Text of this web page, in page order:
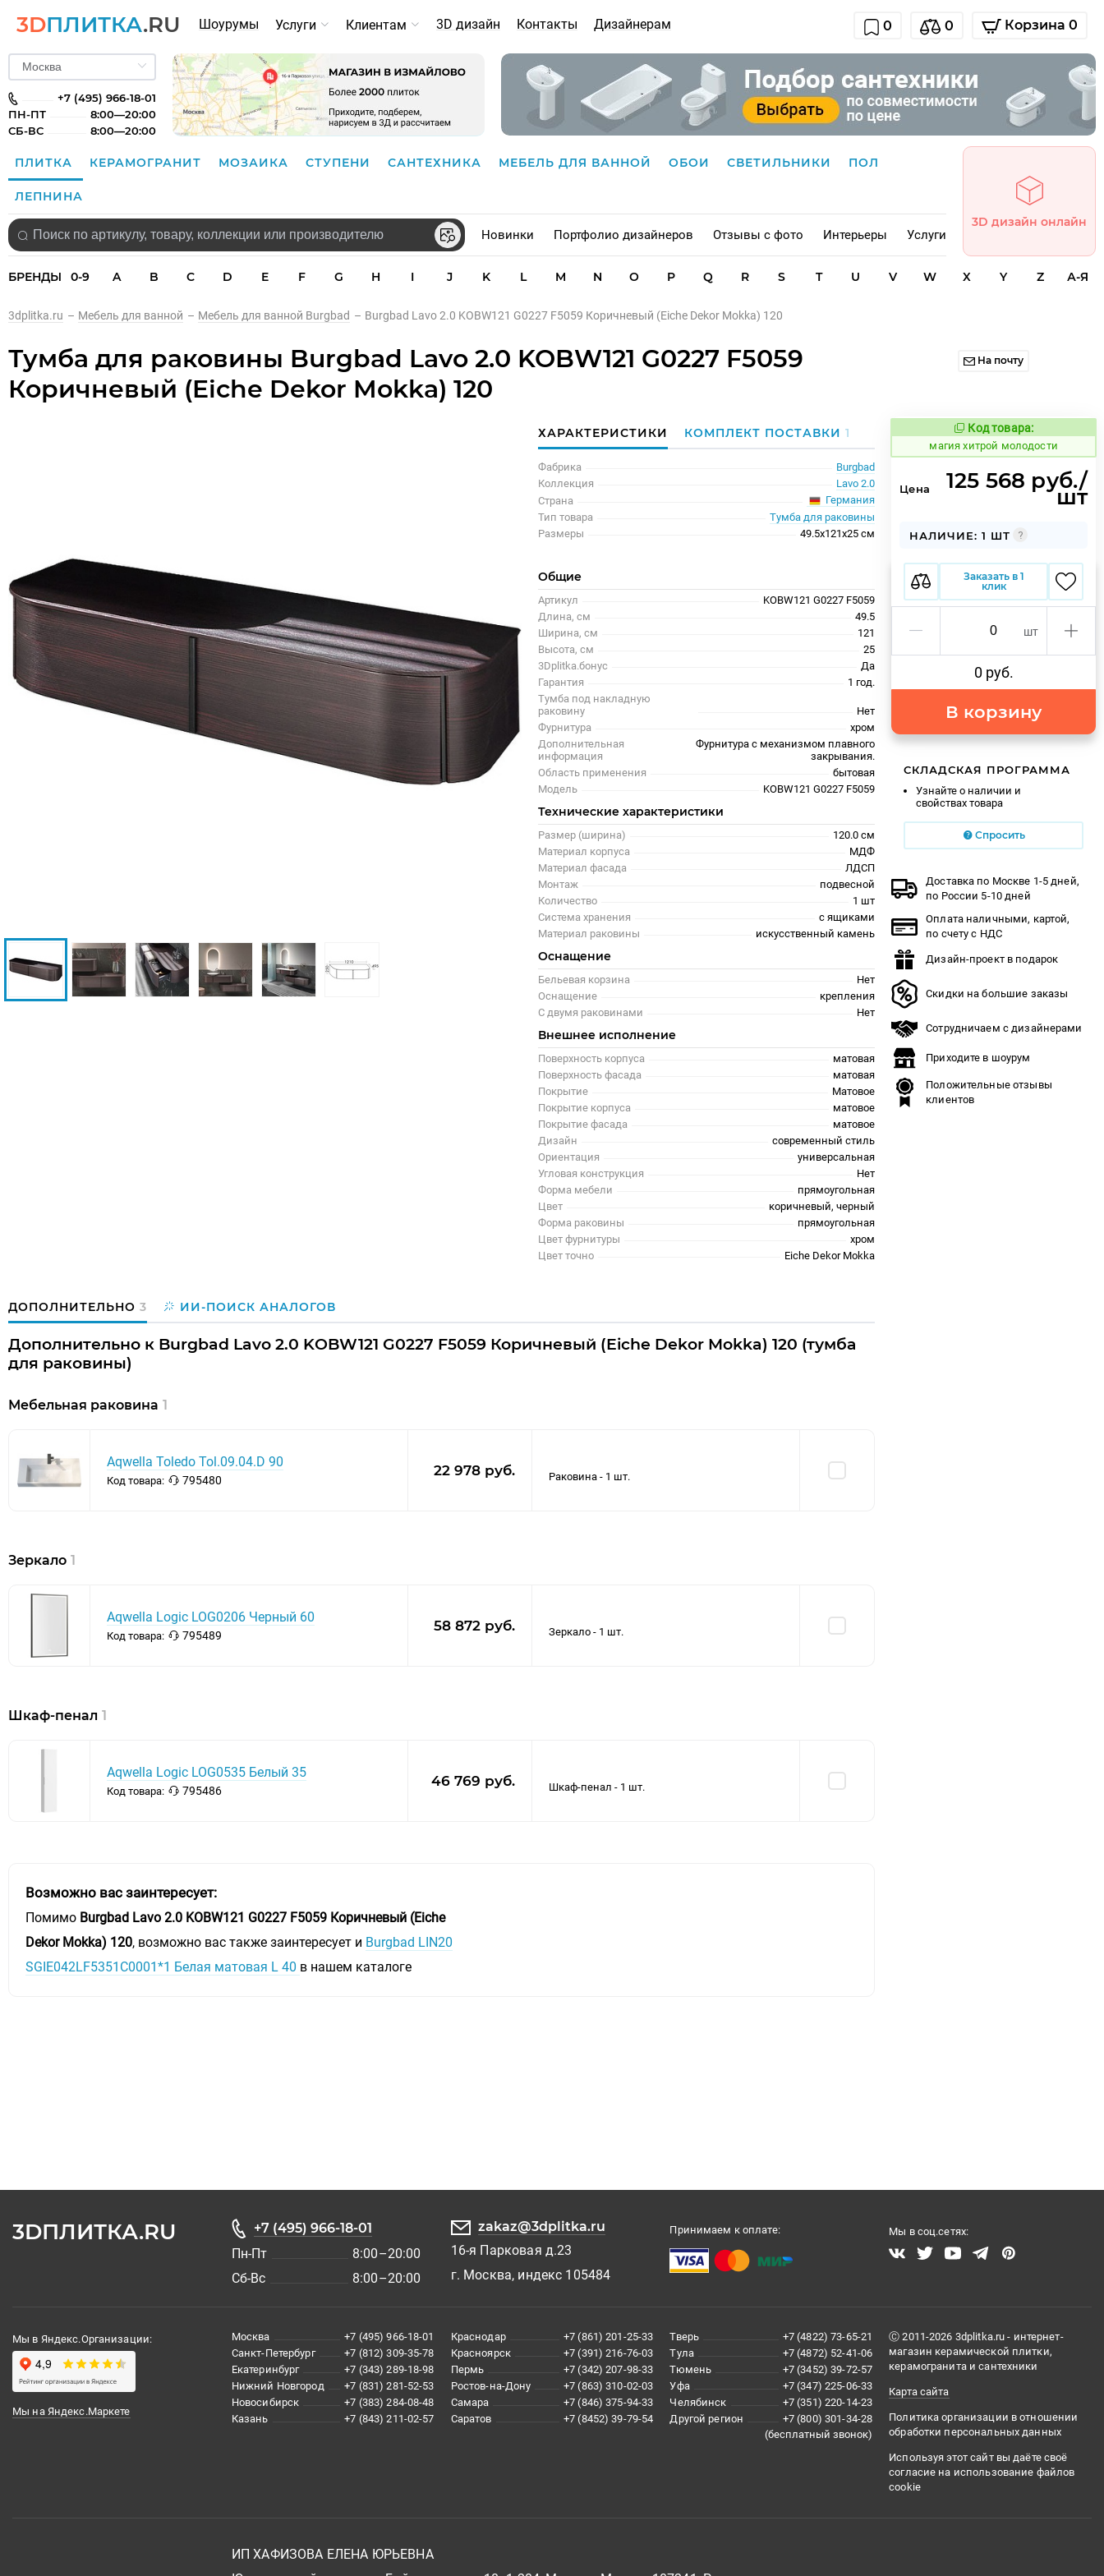
3DПЛИТКА.RU Шоурумы Услуги Клиентам 3D дизайн Контакты Дизайнерам 0 0 Корзина 0
+7 (495) 966-18-01
ПН-ПТ
8:00—20:00
СБ-ВС
8:00—20:00
ПЛИТКА КЕРАМОГРАНИТ МОЗАИКА СТУПЕНИ САНТЕХНИКА МЕБЕЛЬ ДЛЯ ВАННОЙ ОБОИ СВЕТИЛЬНИКИ ПОЛ
ЛЕПНИНА
Новинки Портфолио дизайнеров Отзывы с фото Интерьеры Услуги
3D дизайн онлайн
БРЕНДЫ 0-9 A B C D E F G H I J K L M N O P Q R S T U V W X Y Z А-Я
3dplitka.ru – Мебель для ванной – Мебель для ванной Burgbad – Burgbad Lavo 2.0 KOBW121 G0227 F5059 Коричневый (Eiche Dekor Mokka) 120
Тумба для раковины Burgbad Lavo 2.0 KOBW121 G0227 F5059
Коричневый (Eiche Dekor Mokka) 120
На почту
ХАРАКТЕРИСТИКИ КОМПЛЕКТ ПОСТАВКИ1
Фабрика
Burgbad
Коллекция
Lavo 2.0
Страна
Германия
Тип товара
Тумба для раковины
Размеры
49.5x121x25 см
Общие
Артикул
KOBW121 G0227 F5059
Длина, см
49.5
Ширина, см
121
Высота, см
25
3Dplitka.бонус
Да
Гарантия
1 год.
Тумба под накладную
раковину
Нет
Фурнитура
хром
Дополнительная
информация
Фурнитура с механизмом плавного
закрывания.
Область применения
бытовая
Модель
KOBW121 G0227 F5059
Технические характеристики
Размер (ширина)
120.0 см
Материал корпуса
МДФ
Материал фасада
ЛДСП
Монтаж
подвесной
Количество
1 шт
Система хранения
с ящиками
Материал раковины
искусственный камень
Оснащение
Бельевая корзина
Нет
Оснащение
крепления
С двумя раковинами
Нет
Внешнее исполнение
Поверхность корпуса
матовая
Поверхность фасада
матовая
Покрытие
Матовое
Покрытие корпуса
матовое
Покрытие фасада
матовое
Дизайн
современный стиль
Ориентация
универсальная
Угловая конструкция
Нет
Форма мебели
прямоугольная
Цвет
коричневый, черный
Форма раковины
прямоугольная
Цвет фурнитуры
хром
Цвет точно
Eiche Dekor Mokka
ДОПОЛНИТЕЛЬНО 3 ИИ-ПОИСК АНАЛОГОВ
Дополнительно к Burgbad Lavo 2.0 KOBW121 G0227 F5059 Коричневый (Eiche Dekor Mokka) 120 (тумба
для раковины)
Мебельная раковина 1
Aqwella Toledo Tol.09.04.D 90
Код товара: 795480
22 978 руб.
Зеркало 1
Aqwella Logic LOG0206 Черный 60
Код товара: 795489
58 872 руб.
Шкаф-пенал 1
Aqwella Logic LOG0535 Белый 35
Код товара: 795486
46 769 руб.
Возможно вас заинтересует:
Помимо Burgbad Lavo 2.0 KOBW121 G0227 F5059 Коричневый (Eiche
Dekor Mokka) 120, возможно вас также заинтересует и Burgbad LIN20
SGIE042LF5351C0001*1 Белая матовая L 40 в нашем каталоге
Код товара:
920304 Код товара:
магия хитрой молодости
Цена 125 568 руб./
шт
НАЛИЧИЕ: 1 ШТ
Заказать в 1
клик
шт
0 руб.
В корзину
СКЛАДСКАЯ ПРОГРАММА
Узнайте о наличии и
свойствах товара
Спросить
Доставка по Москве 1-5 дней,
по России 5-10 дней
Оплата наличными, картой,
по счету с НДС
Дизайн-проект в подарок
Скидки на большие заказы
Сотрудничаем с дизайнерами
Приходите в шоурум
Положительные отзывы
клиентов
3DПЛИТКА.RU
+7 (495) 966-18-01
Пн-Пт
8:00–20:00
Сб-Вс
8:00–20:00
zakaz@3dplitka.ru
16-я Парковая д.23
г. Москва, индекс 105484
Принимаем к оплате: Мы в соц.сетях:
Мы в Яндекс.Организации:
Мы на Яндекс.Маркете
Москва
+7 (495) 966-18-01
Санкт-Петербург
+7 (812) 309-35-78
Екатеринбург
+7 (343) 289-18-98
Нижний Новгород
+7 (831) 281-52-53
Новосибирск
+7 (383) 284-08-48
Казань
+7 (843) 211-02-57
Краснодар
+7 (861) 201-25-33
Красноярск
+7 (391) 216-76-03
Пермь
+7 (342) 207-98-33
Ростов-на-Дону
+7 (863) 310-02-03
Самара
+7 (846) 375-94-33
Саратов
+7 (8452) 39-79-54
Тверь
+7 (4822) 73-65-21
Тула
+7 (4872) 52-41-06
Тюмень
+7 (3452) 39-72-57
Уфа
+7 (347) 225-06-33
Челябинск
+7 (351) 220-14-23
Другой регион
+7 (800) 301-34-28
(бесплатный звонок)
Ⓒ 2011-2026 3dplitka.ru - интернет-
магазин керамической плитки,
керамогранита и сантехники
Карта сайта
Политика организации в отношении
обработки персональных данных
Используя этот сайт вы даёте своё
согласие на использование файлов
cookie
ИП ХАФИЗОВА ЕЛЕНА ЮРЬЕВНА